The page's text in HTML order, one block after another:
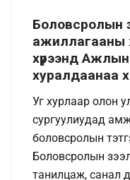
Боловсролын
ажиллагааны
хүрээнд Ажлын
хуралдаанаа
Уг хурлаар олон
сургуулиудад
боловсролын
Боловсролын
танилцаж, санал